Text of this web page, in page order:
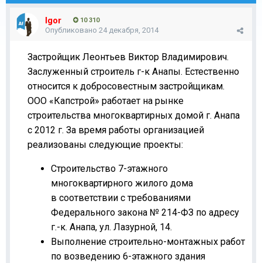
Igor 10 310
Опубликовано 24 декабря, 2014
Застройщик Леонтьев Виктор Владимирович.
Заслуженный строитель г-к Анапы. Естественно
относится к добросовестным застройщикам.
ООО «Капстрой» работает на рынке
строительства многоквартирных домой г. Анапа
с 2012 г. За время работы организацией
реализованы следующие проекты:
Строительство 7-этажного
многоквартирного жилого дома
в соответствии с требованиями
Федерального закона № 214-ФЗ по адресу
г.-к. Анапа, ул. Лазурной, 14.
Выполнение строительно-монтажных работ
по возведению 6-этажного здания